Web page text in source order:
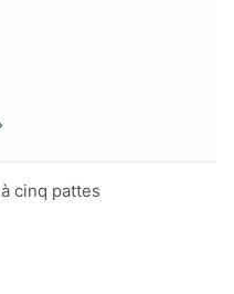
cinq pattes